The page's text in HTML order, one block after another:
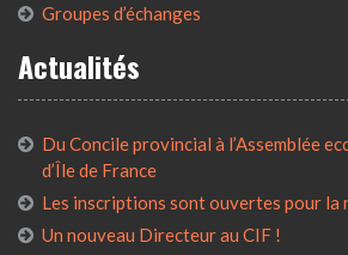
Groupes d’échanges
Actualités
Du Concile provincial à l’Assemblée
d’Île de France
Les inscriptions sont ouvertes pour
Un nouveau Directeur au CIF !